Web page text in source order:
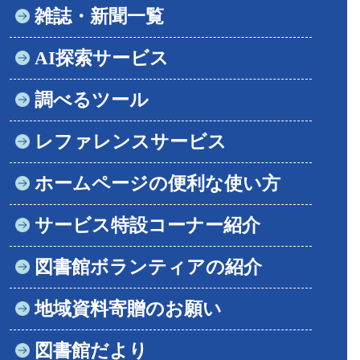
雑誌・新聞一覧
AI探索サービス
調べるツール
レファレンスサービス
ホームページの便利な使い方
サービス特設コーナー紹介
図書館ボランティアの紹介
地域資料寄贈のお願い
図書館だより